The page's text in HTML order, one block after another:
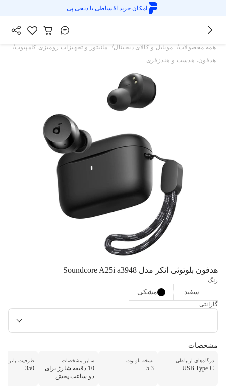
امکان خرید اقساطی بادیجی پی
همه محصولات/ موبایل و کالای دیجیتال/ مانیتور و تجهیزات رومیزی کامپیوت/
هدفون، هدست و هندزفری
هدفون بلوتوثی انکر مدل Soundcore A25i a3948
رنگ
سفید مشکی
گارانتی
مشخصات
درگاه‌های ارتباطی
USB Type-C
نسخه بلوتوث
5.3
سایر مشخصات
10 دقیقه شارژ برای
دو ساعت پخش...
ظرفیت باتری
350